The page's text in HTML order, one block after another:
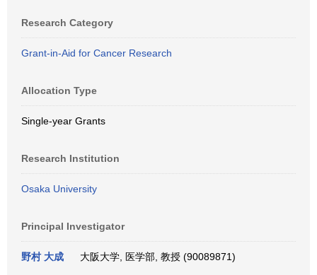
Research Category
Grant-in-Aid for Cancer Research
Allocation Type
Single-year Grants
Research Institution
Osaka University
Principal Investigator
野村 大成 大阪大学, 医学部, 教授 (90089871)